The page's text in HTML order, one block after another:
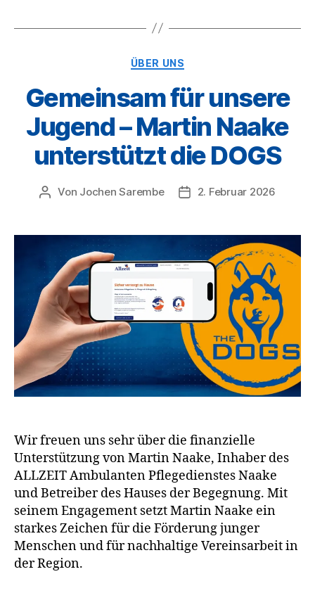
Kategorien
ÜBER UNS
Gemeinsam für unsere
Jugend – Martin Naake
unterstützt die DOGS
Beitragsautor
Von Jochen Sarembe Veröffentlichungsdatum
2. Februar 2026
Wir freuen uns sehr über die finanzielle
Unterstützung von Martin Naake, Inhaber des
ALLZEIT Ambulanten Pflegedienstes Naake
und Betreiber des Hauses der Begegnung. Mit
seinem Engagement setzt Martin Naake ein
starkes Zeichen für die Förderung junger
Menschen und für nachhaltige Vereinsarbeit in
der Region.